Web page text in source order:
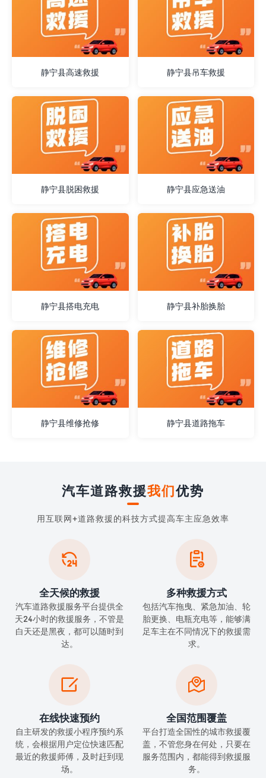
静宁县高速救援 静宁县吊车救援
静宁县脱困救援 静宁县应急送油
静宁县搭电充电 静宁县补胎换胎
静宁县维修抢修 静宁县道路拖车
汽车道路救援我们优势
用互联网+道路救援的科技方式提高车主应急效率

全天候的救援
汽车道路救援服务平台提供全
天24小时的救援服务，不管是
白天还是黑夜，都可以随时到
达。

多种救援方式
包括汽车拖曳、紧急加油、轮
胎更换、电瓶充电等，能够满
足车主在不同情况下的救援需
求。

在线快速预约
自主研发的救援小程序预约系
统，会根据用户定位快速匹配
最近的救援师傅，及时赶到现
场。

全国范围覆盖
平台打造全国性的城市救援覆
盖，不管您身在何处，只要在
服务范围内，都能得到救援服
务。